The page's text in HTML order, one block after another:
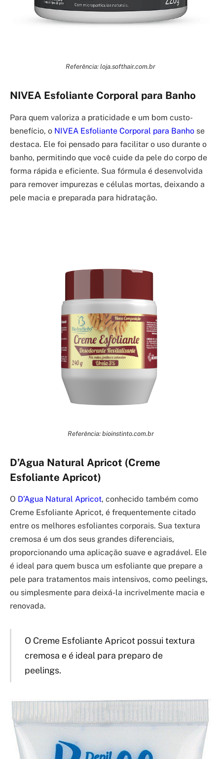
Referência: loja.softhair.com.br
NIVEA Esfoliante Corporal para Banho
Para quem valoriza a praticidade e um bom custo-
benefício, o NIVEA Esfoliante Corporal para Banho se
destaca. Ele foi pensado para facilitar o uso durante o
banho, permitindo que você cuide da pele do corpo de
forma rápida e eficiente. Sua fórmula é desenvolvida
para remover impurezas e células mortas, deixando a
pele macia e preparada para hidratação.
Referência: bioinstinto.com.br
D’Agua Natural Apricot (Creme
Esfoliante Apricot)
O D’Agua Natural Apricot, conhecido também como
Creme Esfoliante Apricot, é frequentemente citado
entre os melhores esfoliantes corporais. Sua textura
cremosa é um dos seus grandes diferenciais,
proporcionando uma aplicação suave e agradável. Ele
é ideal para quem busca um esfoliante que prepare a
pele para tratamentos mais intensivos, como peelings,
ou simplesmente para deixá-la incrivelmente macia e
renovada.
O Creme Esfoliante Apricot possui textura
cremosa e é ideal para preparo de
peelings.